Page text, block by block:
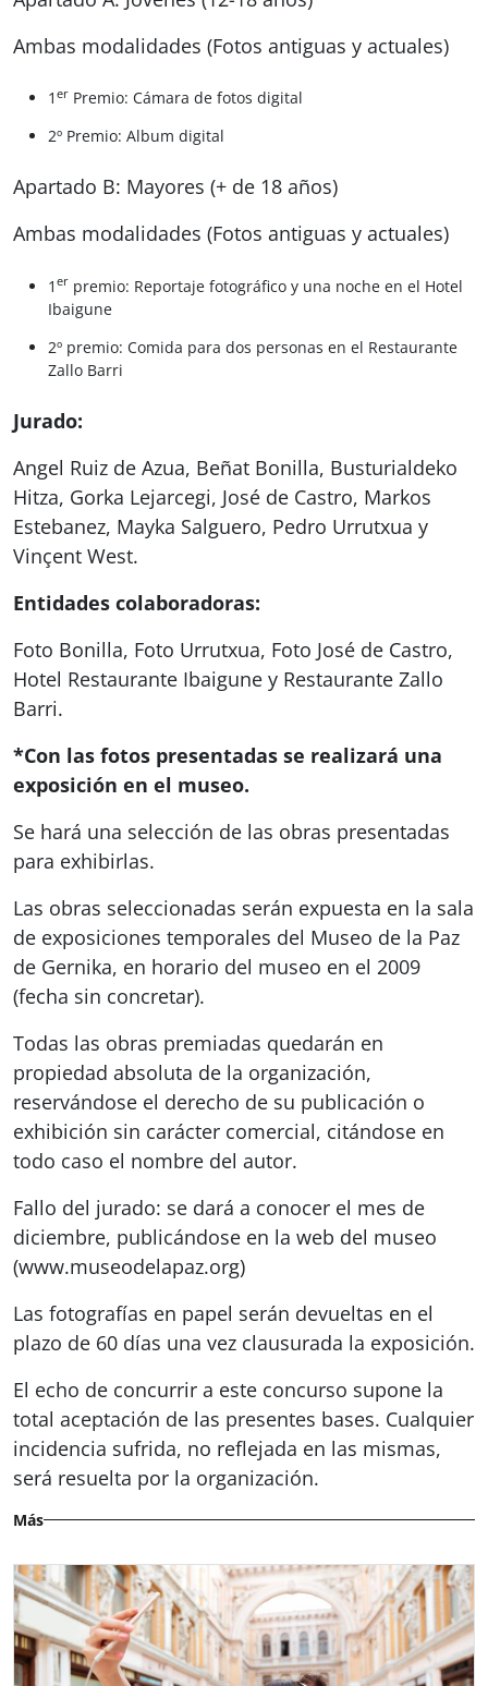
Ambas modalidades (Fotos antiguas y actuales)
1 er Premio: Cámara de fotos digital
2º Premio: Album digital
Apartado B: Mayores (+ de 18 años)
Ambas modalidades (Fotos antiguas y actuales)
1 er premio: Reportaje fotográfico y una noche en el Hotel
Ibaigune
2º premio: Comida para dos personas en el Restaurante
Zallo Barri
Jurado:
Angel Ruiz de Azua, Beñat Bonilla, Busturialdeko
Hitza, Gorka Lejarcegi, José de Castro, Markos
Estebanez, Mayka Salguero, Pedro Urrutxua y
Vinçent West.
Entidades colaboradoras:
Foto Bonilla, Foto Urrutxua, Foto José de Castro,
Hotel Restaurante Ibaigune y Restaurante Zallo
Barri.
*Con las fotos presentadas se realizará una
exposición en el museo.
Se hará una selección de las obras presentadas
para exhibirlas.
Las obras seleccionadas serán expuesta en la sala
de exposiciones temporales del Museo de la Paz
de Gernika, en horario del museo en el 2009
(fecha sin concretar).
Todas las obras premiadas quedarán en
propiedad absoluta de la organización,
reservándose el derecho de su publicación o
exhibición sin carácter comercial, citándose en
todo caso el nombre del autor.
Fallo del jurado: se dará a conocer el mes de
diciembre, publicándose en la web del museo
(www.museodelapaz.org)
Las fotografías en papel serán devueltas en el
plazo de 60 días una vez clausurada la exposición.
El echo de concurrir a este concurso supone la
total aceptación de las presentes bases. Cualquier
incidencia sufrida, no reflejada en las mismas,
será resuelta por la organización.
Más